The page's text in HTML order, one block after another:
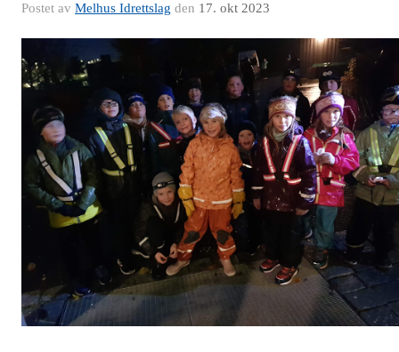
Postet av Melhus Idrettslag den 17. okt 2023